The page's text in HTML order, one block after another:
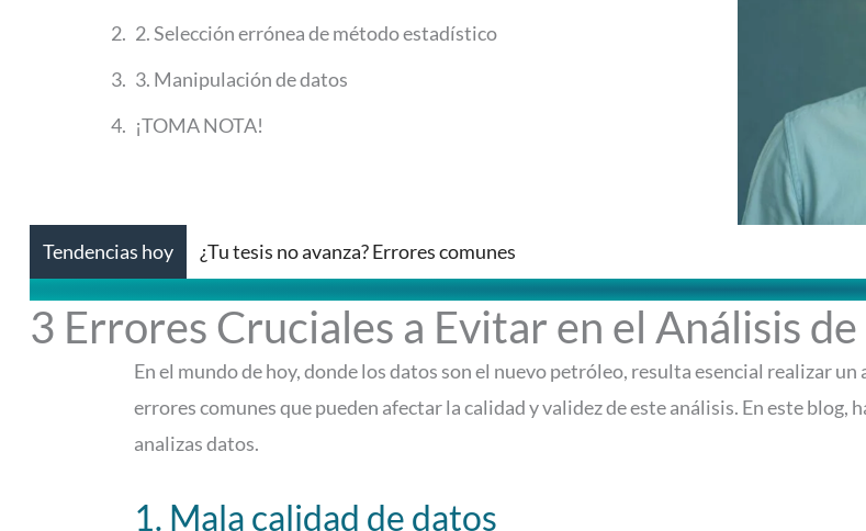
2. Selección errónea de método estadístico
3. Manipulación de datos
¡TOMA NOTA!
Tendencias hoy ¿Tu tesis no avanza? Errores comunes
3 Errores Cruciales a Evitar en el Análisis
En el mundo de hoy, donde los datos son el nuevo petróleo, resulta esencial realizar
errores comunes que pueden afectar la calidad y validez de este análisis. En este blog,
analizas datos.
1. Mala calidad de datos